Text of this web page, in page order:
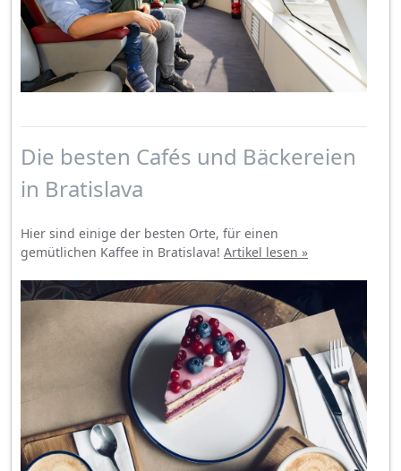
Die besten Cafés und Bäckereien
in Bratislava
Hier sind einige der besten Orte, für einen
gemütlichen Kaffee in Bratislava! Artikel lesen »